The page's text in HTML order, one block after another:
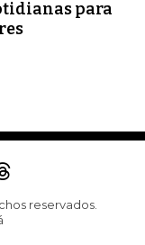
para
reservados.